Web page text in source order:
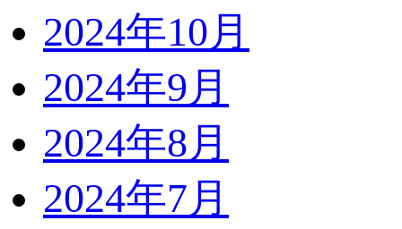
2024年10月
2024年9月
2024年8月
2024年7月